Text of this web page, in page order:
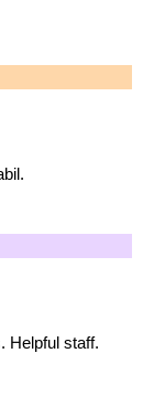
Helpful staff.